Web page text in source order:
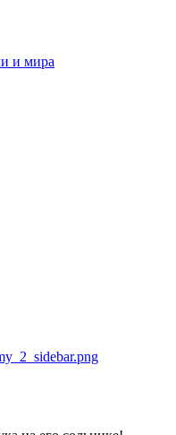
и мира